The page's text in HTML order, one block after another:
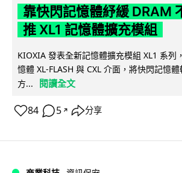
靠快閃記憶體紓緩 DRAM
推 XL1 記憶體擴充模組
KIOXIA 發表全新記憶體擴充模組 XL1 系列
憶體 XL-FLASH 與 CXL 介面，將快閃記憶
方...
閱讀全文
84 5 ↗ 分享